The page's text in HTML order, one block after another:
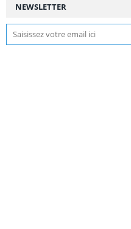
NEWSLETTER